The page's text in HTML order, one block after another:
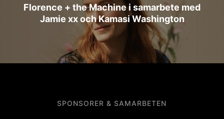
Florence + the Machine i samarbete med
Jamie xx och Kamasi Washington
SPONSORER & SAMARBETEN